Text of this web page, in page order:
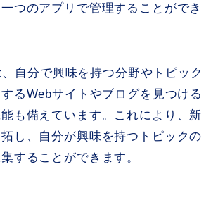
つのアプリで管理することができ
自分で興味を持つ分野やトピック
るWebサイトやブログを見つける
も備えています。これにより、新
し、自分が興味を持つトピックの
することができます。